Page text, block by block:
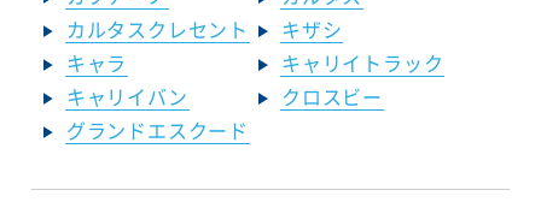
カルタスクレセント
キザシ
キャラ
キャリイトラック
キャリイバン
クロスビー
グランドエスクード